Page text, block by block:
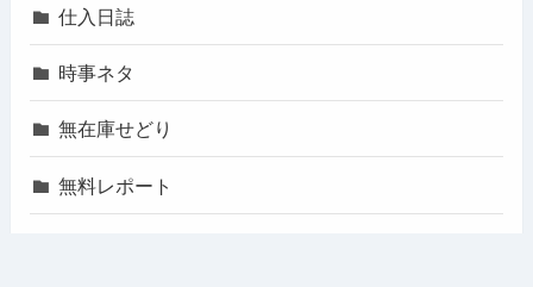
仕入日誌
時事ネタ
無在庫せどり
無料レポート